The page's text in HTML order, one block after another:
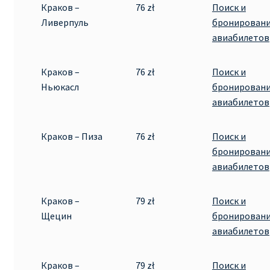
ДЕШЕВЫЕ АВИАБИЛЕТЫ В ВЕНУ
ДЕШЕВЫЕ АВИАБИЛЕТЫ В МИЛАН
ДЕШЕВЫЕ АВИАБИЛЕТЫ НА КИПР
ВЫБОР И БРОНИРОВАНИЯ МЕСТ В RYANAIR
ЗАДЕРЖКА, ОТМЕНА, ПЕРЕНОС РЕЙСОВ RYANAIR
ИЗМЕНЕНИЕ БРОНИРОВАНИЯ
Краков –
Ливерпуль
76 zł
Поиск и
авиабилетов
Краков –
Ньюкасл
76 zł
Поиск и
авиабилетов
Краков – Пиза 76 zł
Поиск и
авиабилетов
Краков –
Щецин
79 zł
Поиск и
авиабилетов
Краков – 79 zł Поиск и